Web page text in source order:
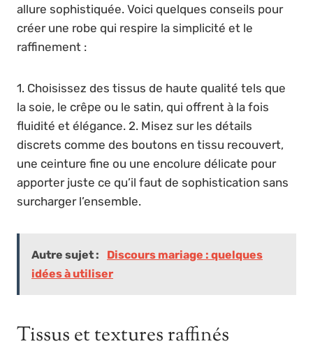
allure sophistiquée. Voici quelques conseils pour
créer une robe qui respire la simplicité et le
raffinement :
1. Choisissez des tissus de haute qualité tels que
la soie, le crêpe ou le satin, qui offrent à la fois
fluidité et élégance. 2. Misez sur les détails
discrets comme des boutons en tissu recouvert,
une ceinture fine ou une encolure délicate pour
apporter juste ce qu’il faut de sophistication sans
surcharger l’ensemble.
Autre sujet :
Discours mariage : quelques
idées à utiliser
Tissus et textures raffinés